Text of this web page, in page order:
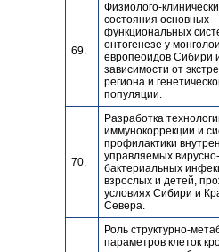
69.
Физиолого-
состояния основных
функциональных
онтогенезе у
европеоидов Сибири
зависимости от
региона и
популяции.
70.
Разработка
иммунокоррекции и
профилактики
управляемых вирусно-
бактериальных
взрослых и детей,
условиях Сибири и
Севера.
Роль структурно-
параметров клеток